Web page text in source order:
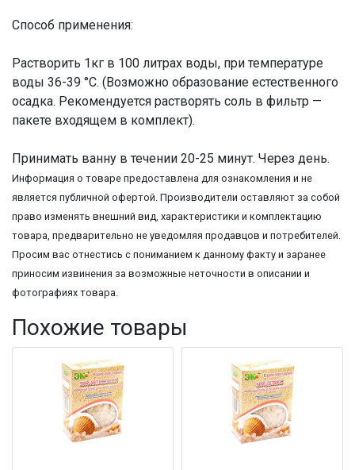
Способ применения:
Растворить 1кг в 100 литрах воды, при температуре
воды 36-39 °С. (Возможно образование естественного
осадка. Рекомендуется растворять соль в фильтр —
пакете входящем в комплект).
Принимать ванну в течении 20-25 минут. Через день.
Информация о товаре предоставлена для ознакомления и не
является публичной офертой. Производители оставляют за собой
право изменять внешний вид, характеристики и комплектацию
товара, предварительно не уведомляя продавцов и потребителей.
Просим вас отнестись с пониманием к данному факту и заранее
приносим извинения за возможные неточности в описании и
фотографиях товара.
Похожие товары